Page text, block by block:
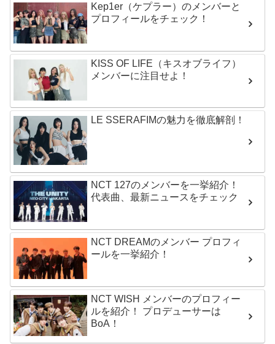
Kep1er（ケプラー）のメンバーと
プロフィールをチェック！
KISS OF LIFE（キスオブライフ）
メンバーに注目せよ！
LE SSERAFIMの魅力を徹底解剖！
NCT 127のメンバーを一挙紹介！
代表曲、最新ニュースをチェック
NCT DREAMのメンバー プロフィ
ールを一挙紹介！
NCT WISH メンバーのプロフィー
ルを紹介！ プロデューサーは
BoA！